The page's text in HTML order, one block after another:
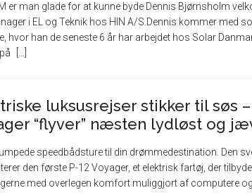
er man glade for at kunne byde Dennis Bjørnsholm
i EL og Teknik hos HIN A/S.Dennis kommer med
hvor han de seneste 6 år har arbejdet hos Solar
luksusrejser stikker til søs –
“flyver” næsten lydløst og
speedbådsture til din drømmedestination. Den
den første P-12 Voyager, et elektrisk fartøj, der
med overlegen komfort muliggjort af computere